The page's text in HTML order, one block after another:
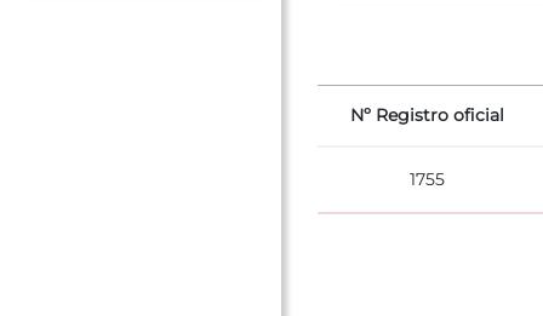
Nº Registro oficial
1755